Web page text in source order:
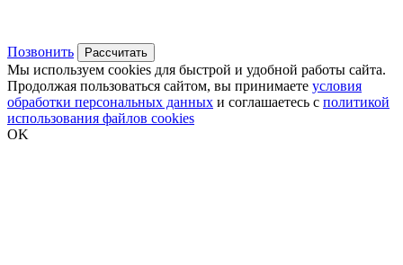
Позвонить Рассчитать
Мы используем cookies для быстрой и удобной работы сайта.
Продолжая пользоваться сайтом, вы принимаете условия
обработки персональных данных и соглашаетесь с политикой
использования файлов cookies
OK